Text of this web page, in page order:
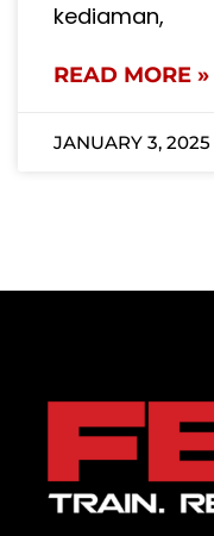
kediaman,
READ MORE »
JANUARY 3, 2025